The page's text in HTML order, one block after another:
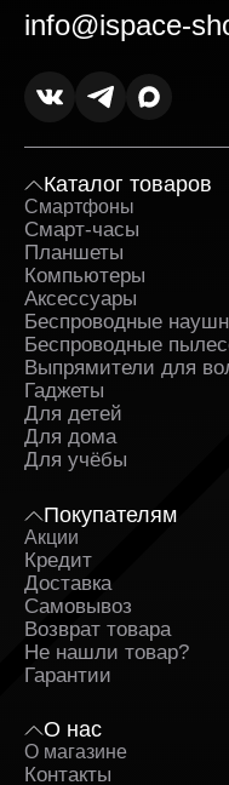
info@ispace-
Каталог товаров
Смартфоны
Смарт-часы
Планшеты
Компьютеры
Аксессуары
Беспроводные
Беспроводные
Выпрямители для
Гаджеты
Для детей
Для дома
Для учёбы
Покупателям
Акции
Кредит
Доставка
Самовывоз
Возврат товара
Не нашли товар?
Гарантии
О нас
О магазине
Контакты